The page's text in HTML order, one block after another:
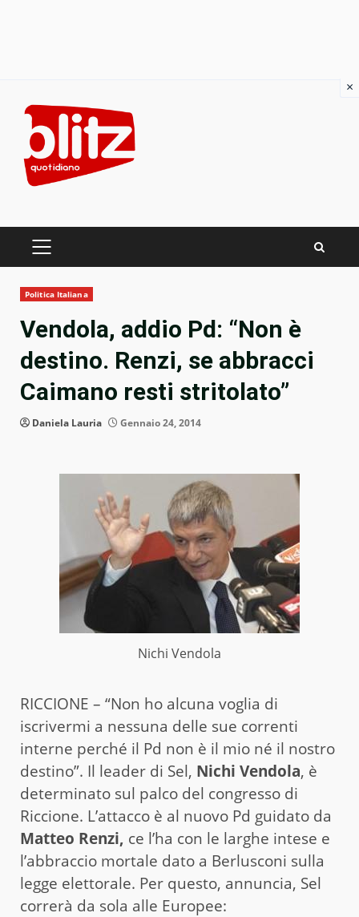
content
PRIMARY
Politica Italiana
Vendola, addio Pd: “Non è
destino. Renzi, se abbracci
Caimano resti stritolato”
Daniela Lauria Gennaio 24, 2014
Nichi Vendola
RICCIONE – “Non ho alcuna voglia di
iscrivermi a nessuna delle sue correnti
interne perché il Pd non è il mio né il nostro
destino”. Il leader di Sel, Nichi Vendola, è
determinato sul palco del congresso di
Riccione. L’attacco è al nuovo Pd guidato da
Matteo Renzi, ce l’ha con le larghe intese e
l’abbraccio mortale dato a Berlusconi sulla
legge elettorale. Per questo, annuncia, Sel
correrà da sola alle Europee:
×